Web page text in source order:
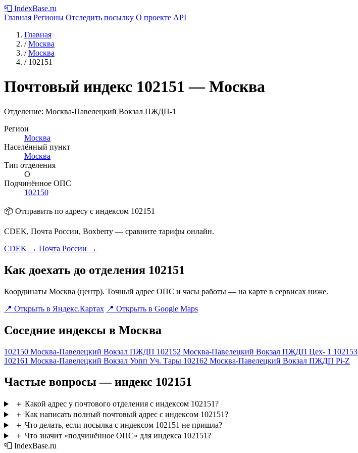
📮 IndexBase.ru
Главная Регионы Отследить посылку О проекте API
Главная
/ Москва
/ Москва
/ 102151
Почтовый индекс 102151 — Москва
Отделение: Москва-Павелецкий Вокзал ПЖДП-1
Регион
Москва
Населённый пункт
Москва
Тип отделения
О
Подчинённое ОПС
102150
📦 Отправить по адресу с индексом 102151
CDEK, Почта России, Boxberry — сравните тарифы онлайн.
CDEK → Почта России →
Как доехать до отделения 102151
Координаты Москва (центр). Точный адрес ОПС и часы работы — на карте в сервисах ниже.
📍 Открыть в Яндекс.Картах 📍 Открыть в Google Maps
Соседние индексы в Москва
102150 Москва-Павелецкий Вокзал ПЖДП 102152 Москва-Павелецкий Вокзал ПЖДП Цех- 1 102153
102161 Москва-Павелецкий Вокзал Уопп Уч. Тары 102162 Москва-Павелецкий Вокзал ПЖДП Pi-Z
Частые вопросы — индекс 102151
＋ Какой адрес у почтового отделения с индексом 102151?
＋ Как написать полный почтовый адрес с индексом 102151?
＋ Что делать, если посылка с индексом 102151 не пришла?
＋ Что значит «подчинённое ОПС» для индекса 102151?
📮 IndexBase.ru